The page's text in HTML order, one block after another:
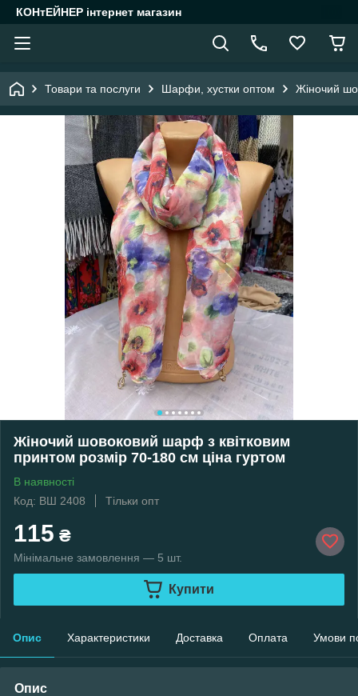
КОНтЕЙНЕР інтернет магазин
Товари та послуги Шарфи, хустки оптом Жіночий
Жіночий шовоковий шарф з квітковим
принтом розмір 70-180 см ціна гуртом
В наявності
Код: ВШ 2408
Тільки опт
115 ₴
Мінімальне замовлення — 5 шт.
Купити
Опис Характеристики Доставка Оплата Умови
Опис